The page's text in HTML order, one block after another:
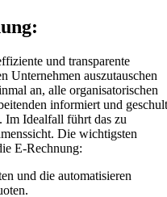
und transparente
Unternehmen auszutauschen
an, alle organisatorischen
informiert und
Im Idealfall führt das zu
Die wichtigsten
E-Rechnung:
und die automatisieren